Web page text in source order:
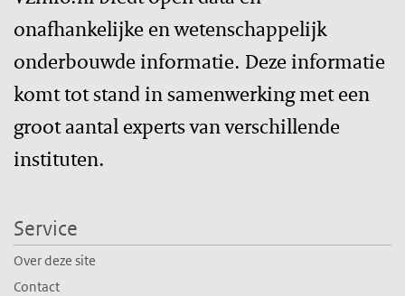
onafhankelijke en wetenschappelijk
onderbouwde informatie. Deze informatie
komt tot stand in samenwerking met een
groot aantal experts van verschillende
instituten.
Service
Over deze site
Contact